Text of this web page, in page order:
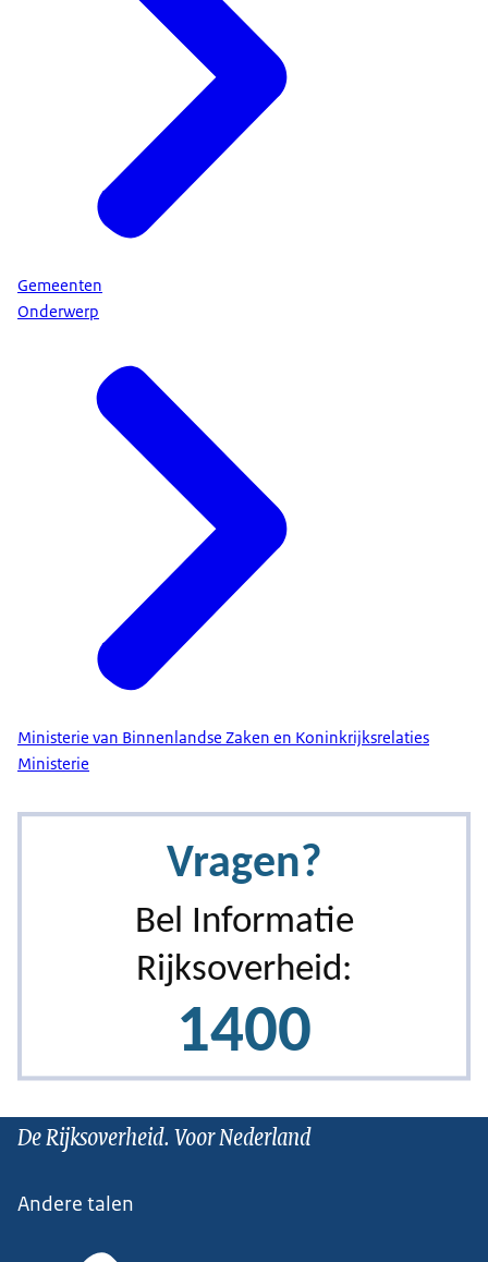
Gemeenten
Onderwerp
Ministerie van Binnenlandse Zaken en Koninkrijksrelaties
Ministerie
De Rijksoverheid. Voor Nederland
Andere talen